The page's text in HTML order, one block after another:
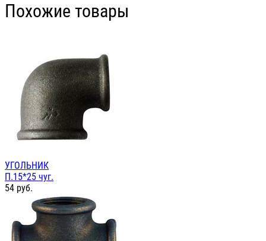
Похожие товары
УГОЛЬНИК
П.15*25 чуг.
54 руб.